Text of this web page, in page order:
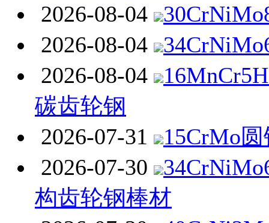
2026-08-04
2026-08-04
2026-08-04
碳齿轮钢
2026-07-31
15CrMo
2026-07-30
构齿轮钢棒材